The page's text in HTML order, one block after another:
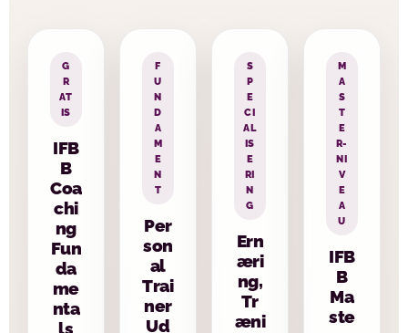
G
R
AT
IS
IFB
B
Coa
chi
ng
Fun
da
me
nta
ls
F
U
N
D
A
M
E
N
T
Per
son
al
Trai
ner
Ud
S
P
E
CI
AL
IS
E
RI
N
G
Ern
æri
ng,
Tr
æni
M
A
S
T
E
R-
NI
V
E
A
U
IFB
B
Ma
ste